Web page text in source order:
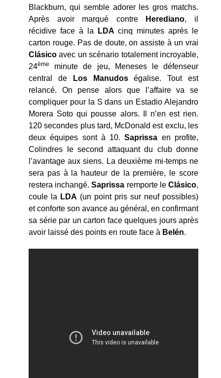
Blackburn, qui semble adorer les gros matchs.
Après avoir marqué contre
Herediano, il
récidive face à la
LDA cinq minutes après le
carton rouge. Pas de doute, on assiste à un vrai
Clásico avec un scénario totalement incroyable,
24ème
minute de jeu, Meneses le défenseur
central de
Los Manudoségalise. Tout est
relancé. On pense alors que l’affaire va se
compliquer pour la S dans un Estadio Alejandro
Morera Soto qui pousse alors. Il n’en est rien.
120 secondes plus tard, McDonald est exclu, les
deux équipes sont à 10.Saprissa en profite,
Colindres le second attaquant du club donne
l’avantage aux siens. La deuxième mi-temps ne
sera pas à la hauteur de la première, le score
restera inchangé.Saprissa remporte leClásico,
coule la LDA (un point pris sur neuf possibles)
et conforte son avance au général, en confirmant
sa série par un carton face quelques jours après
avoir laissé des points en route face à Belén.